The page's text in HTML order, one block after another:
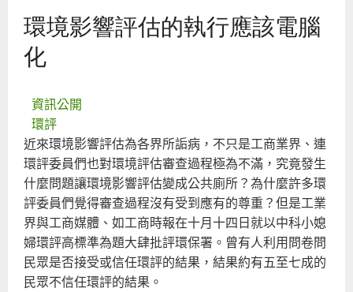
Watch
環境影響評估的執行應該電腦
化
資訊公開
環評
近來環境影響評估為各界所詬病，不只是工商業界、連
環評委員們也對環境評估審查過程極為不滿，究竟發生
什麼問題讓環境影響評估變成公共廁所？為什麼許多環
評委員們覺得審查過程沒有受到應有的尊重？但是工業
界與工商媒體、如工商時報在十月十四日就以中科小媳
婦環評高標準為題大肆批評環保署。曾有人利用問卷問
民眾是否接受或信任環評的結果，結果約有五至七成的
民眾不信任環評的結果。